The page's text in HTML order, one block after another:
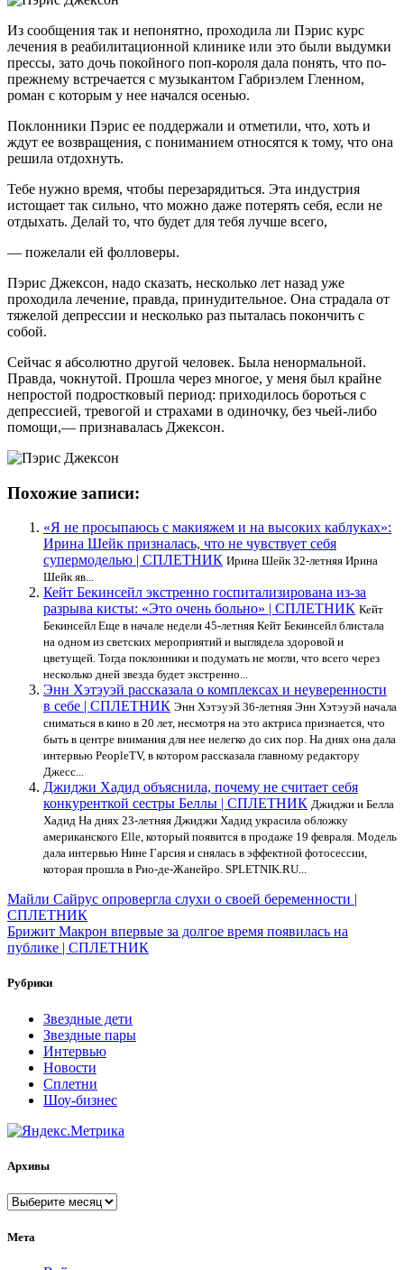
Из сообщения так и непонятно, проходила ли Пэрис курс
лечения в реабилитационной клинике или это были выдумки
прессы, зато дочь покойного поп-короля дала понять, что по-
прежнему встречается с музыкантом Габриэлем Гленном,
роман с которым у нее начался осенью.
Поклонники Пэрис ее поддержали и отметили, что, хоть и
ждут ее возвращения, с пониманием относятся к тому, что она
решила отдохнуть.
Тебе нужно время, чтобы перезарядиться. Эта индустрия
истощает так сильно, что можно даже потерять себя, если не
отдыхать. Делай то, что будет для тебя лучше всего,
— пожелали ей фолловеры.
Пэрис Джексон, надо сказать, несколько лет назад уже
проходила лечение, правда, принудительное. Она страдала от
тяжелой депрессии и несколько раз пыталась покончить с
собой.
Сейчас я абсолютно другой человек. Была ненормальной.
Правда, чокнутой. Прошла через многое, у меня был крайне
непростой подростковый период: приходилось бороться с
депрессией, тревогой и страхами в одиночку, без чьей-либо
помощи,— признавалась Джексон.
Похожие записи:
«Я не просыпаюсь с макияжем и на высоких каблуках»:
Ирина Шейк призналась, что не чувствует себя
супермоделью | СПЛЕТНИК Ирина Шейк 32-летняя Ирина
Шейк яв...
Кейт Бекинсейл экстренно госпитализирована из-за
разрыва кисты: «Это очень больно» | СПЛЕТНИК Кейт
Бекинсейл Еще в начале недели 45-летняя Кейт Бекинсейл блистала
на одном из светских мероприятий и выглядела здоровой и
цветущей. Тогда поклонники и подумать не могли, что всего через
несколько дней звезда будет экстренно...
Энн Хэтэуэй рассказала о комплексах и неуверенности
в себе | СПЛЕТНИК Энн Хэтэуэй 36-летняя Энн Хэтэуэй начала
сниматься в кино в 20 лет, несмотря на это актриса признается, что
быть в центре внимания для нее нелегко до сих пор. На днях она дала
интервью PeopleTV, в котором рассказала главному редактору
Джесс...
Джиджи Хадид объяснила, почему не считает себя
конкуренткой сестры Беллы | СПЛЕТНИК Джиджи и Белла
Хадид На днях 23-летняя Джиджи Хадид украсила обложку
американского Elle, который появится в продаже 19 февраля. Модель
дала интервью Нине Гарсия и снялась в эффектной фотосессии,
которая прошла в Рио-де-Жанейро. SPLETNIK.RU...
Навигация
по
записям
Майли Сайрус опровергла слухи о своей беременности |
СПЛЕТНИК
Брижит Макрон впервые за долгое время появилась на
публике | СПЛЕТНИК
Рубрики
Звездные дети
Звездные пары
Интервью
Новости
Сплетни
Шоу-бизнес
Архивы
Архивы
Мета